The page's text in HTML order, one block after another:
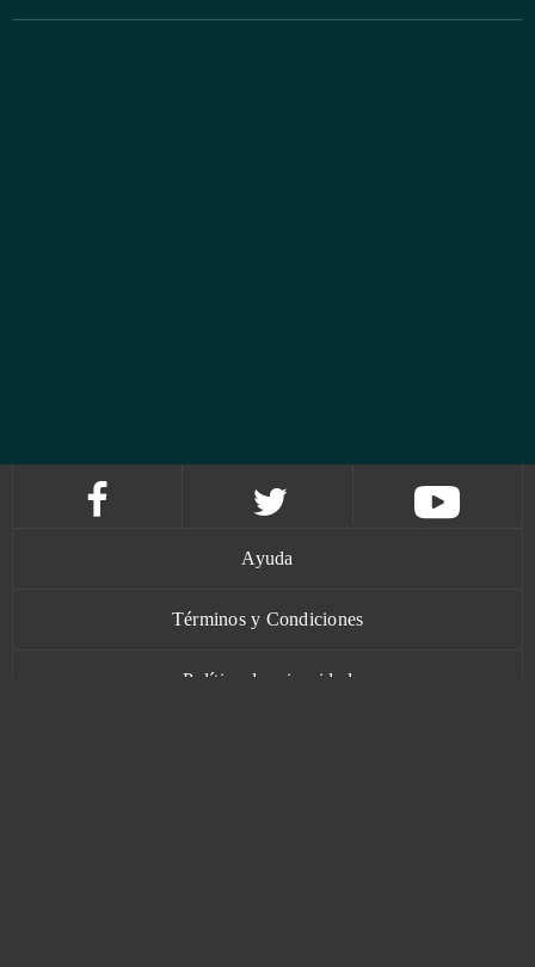
Ayuda
Términos y Condiciones
Política de privacidad